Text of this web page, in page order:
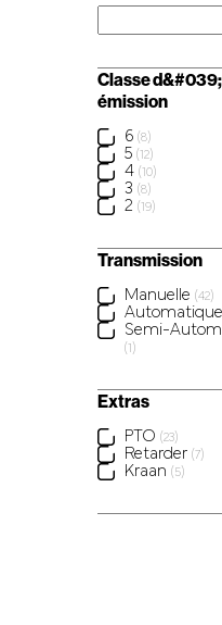
Classe d&#039;
émission
6 (8)
5 (12)
4 (10)
3 (8)
2 (19)
Transmission
Manuelle (42)
Automatique
Semi-
(1)
Extras
PTO (23)
Retarder (7)
Kraan (5)